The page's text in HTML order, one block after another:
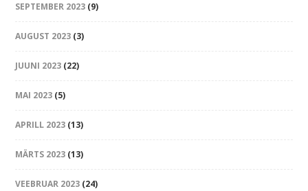
SEPTEMBER 2023 (9)
AUGUST 2023 (3)
JUUNI 2023 (22)
MAI 2023 (5)
APRILL 2023 (13)
MÄRTS 2023 (13)
VEEBRUAR 2023 (24)